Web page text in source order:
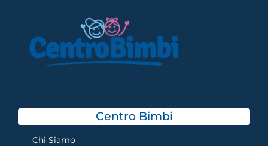
Centro Bimbi
Chi Siamo